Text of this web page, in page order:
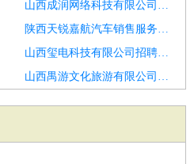
山西成润网络科技有限公司招聘网络货运销售经理
陕西天锐嘉航汽车销售服务有限公司招聘销售经理
山西玺电科技有限公司招聘家具销售经理
山西禺游文化旅游有限公司招聘销售经理